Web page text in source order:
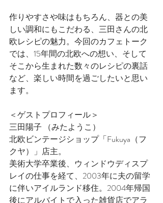
作りやすさや味はもちろん、器との美
しい調和にもこだわる、三田さんの北
欧レシピの魅力。今回のカフェトーク
では、15年間の北欧への想い、そして
そこから生まれた数々のレシピの裏話
など、楽しい時間を過ごしたいと思い
ます。
＜ゲストプロフィール＞
三田陽子 （みたようこ）
北欧ビンテージショップ「Fukuya（フ
クヤ）」店主。
美術大学卒業後、ウィンドウディスプ
レイの仕事を経て、2003年に夫の留学
に伴いアイルランド移住。2004年帰国
後にアルバイトで入った雑貨店でアラ